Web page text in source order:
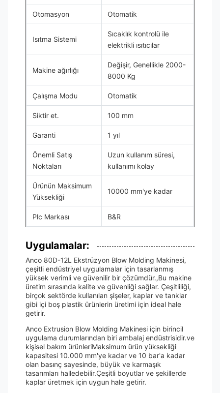
Otomasyon Otomatik
Isıtma Sistemi
Sıcaklık kontrolü ile
elektrikli ısıtıcılar
Makine ağırlığı
Değişir, Genellikle 2000-
8000 Kg
Çalışma Modu Otomatik
Siktir et. 100 mm
Garanti 1 yıl
Önemli Satış
Noktaları
Uzun kullanım süresi,
kullanımı kolay
Ürünün Maksimum
Yüksekliği
10000 mm'ye kadar
Plc Markası B&R
Uygulamalar:
Anco 80D-12L Ekstrüzyon Blow Molding Makinesi,
çeşitli endüstriyel uygulamalar için tasarlanmış
yüksek verimli ve güvenilir bir çözümdür.,Bu makine
üretim sırasında kalite ve güvenliği sağlar. Çeşitliliği,
birçok sektörde kullanılan şişeler, kaplar ve tanklar
gibi içi boş plastik ürünlerin üretimi için ideal hale
getirir.
Anco Extrusion Blow Molding Makinesi için birincil
uygulama durumlarından biri ambalaj endüstrisidir.ve
kişisel bakım ürünleriMaksimum ürün yüksekliği
kapasitesi 10.000 mm'ye kadar ve 10 bar'a kadar
olan basınç sayesinde, büyük ve karmaşık
tasarımları halledebilir.Çeşitli boyutlar ve şekillerde
kaplar üretmek için uygun hale getirir.